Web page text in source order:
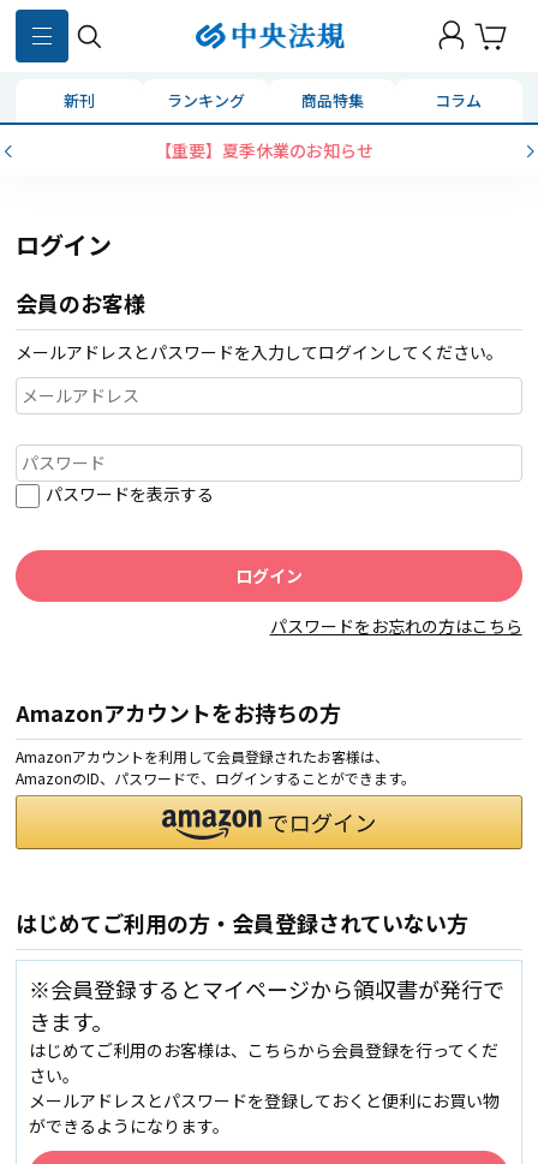
新刊 ランキング 商品特集 コラム
【重要】夏季休業のお知らせ
ログイン
会員のお客様
メールアドレスとパスワードを入力してログインしてください。
パスワードを表示する
パスワードをお忘れの方はこちら
Amazonアカウントをお持ちの方
Amazonアカウントを利用して会員登録されたお客様は、
AmazonのID、パスワードで、ログインすることができます。
はじめてご利用の方・会員登録されていない方
※会員登録するとマイページから領収書が発行で
きます。
はじめてご利用のお客様は、こちらから会員登録を行ってくだ
さい。
メールアドレスとパスワードを登録しておくと便利にお買い物
ができるようになります。